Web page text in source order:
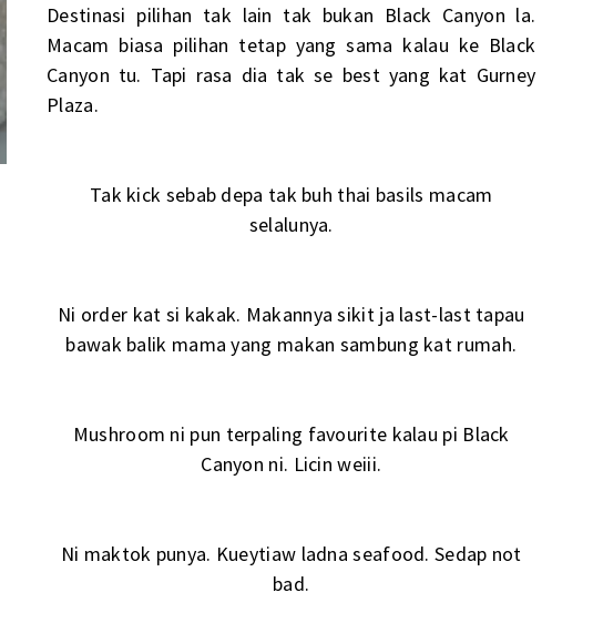
Destinasi pilihan tak lain tak bukan Black Canyon la.
Macam biasa pilihan tetap yang sama kalau ke Black
Canyon tu. Tapi rasa dia tak se best yang kat Gurney
Plaza.
Tak kick sebab depa tak buh thai basils macam
selalunya.
Ni order kat si kakak. Makannya sikit ja last-last tapau
bawak balik mama yang makan sambung kat rumah.
Mushroom ni pun terpaling favourite kalau pi Black
Canyon ni. Licin weiii.
Ni maktok punya. Kueytiaw ladna seafood. Sedap not
bad.